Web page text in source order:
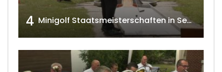
4 Minigolf Staatsmeisterschaften in Seefeld-Kadolz w4tv174